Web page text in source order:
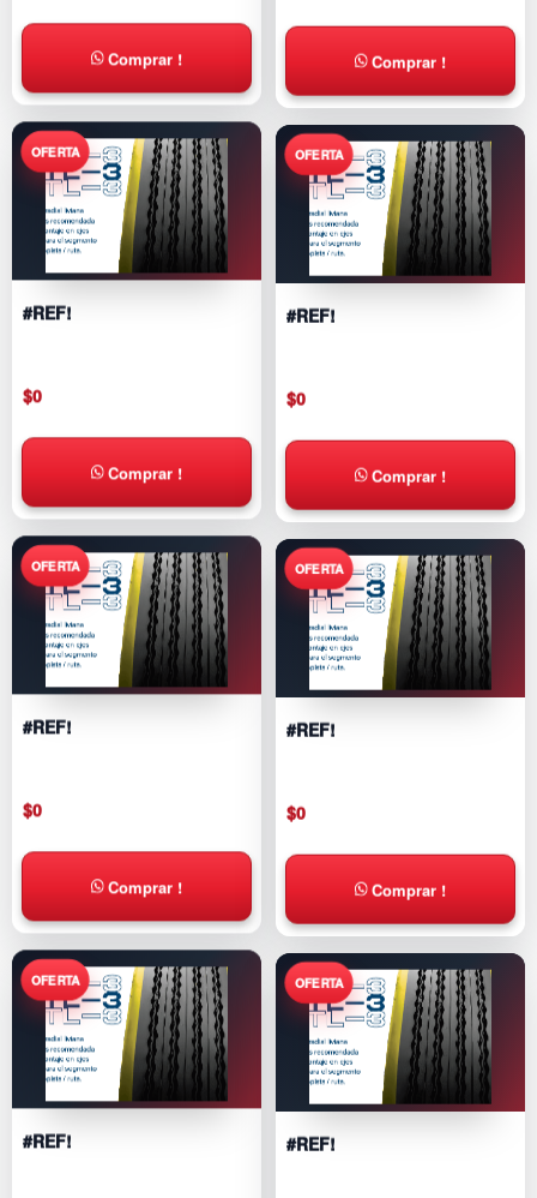
Comprar ! Comprar !
#REF!
$0
Comprar !
#REF!
$0
Comprar !
#REF!
$0
Comprar !
#REF!
$0
Comprar !
#REF! #REF!